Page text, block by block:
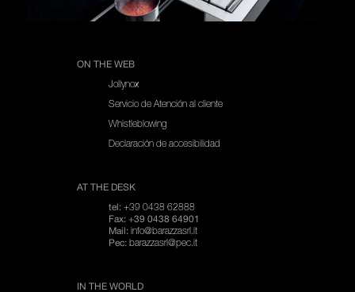
ON THE WEB
Jollynox
Servicio de Atención al cliente
Whistleblowing
Declaración de accesibilidad
AT THE DESK
tel: +39 0438 62888
Fax: +39 0438 64901
Mail: info@barazzasrl.it
Pec: barazzasrl@pec.it
IN THE WORLD